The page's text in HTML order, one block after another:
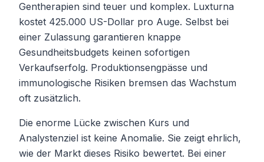
Gentherapien sind teuer und komplex. Luxturna
kostet 425.000 US-Dollar pro Auge. Selbst bei
einer Zulassung garantieren knappe
Gesundheitsbudgets keinen sofortigen
Verkaufserfolg. Produktionsengpässe und
immunologische Risiken bremsen das Wachstum
oft zusätzlich.
Die enorme Lücke zwischen Kurs und
Analystenziel ist keine Anomalie. Sie zeigt ehrlich,
wie der Markt dieses Risiko bewertet. Bei einer